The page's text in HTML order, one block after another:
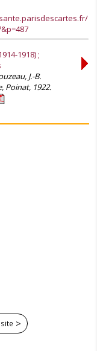
1918) ;
J.-B.
Poinat, 1922.